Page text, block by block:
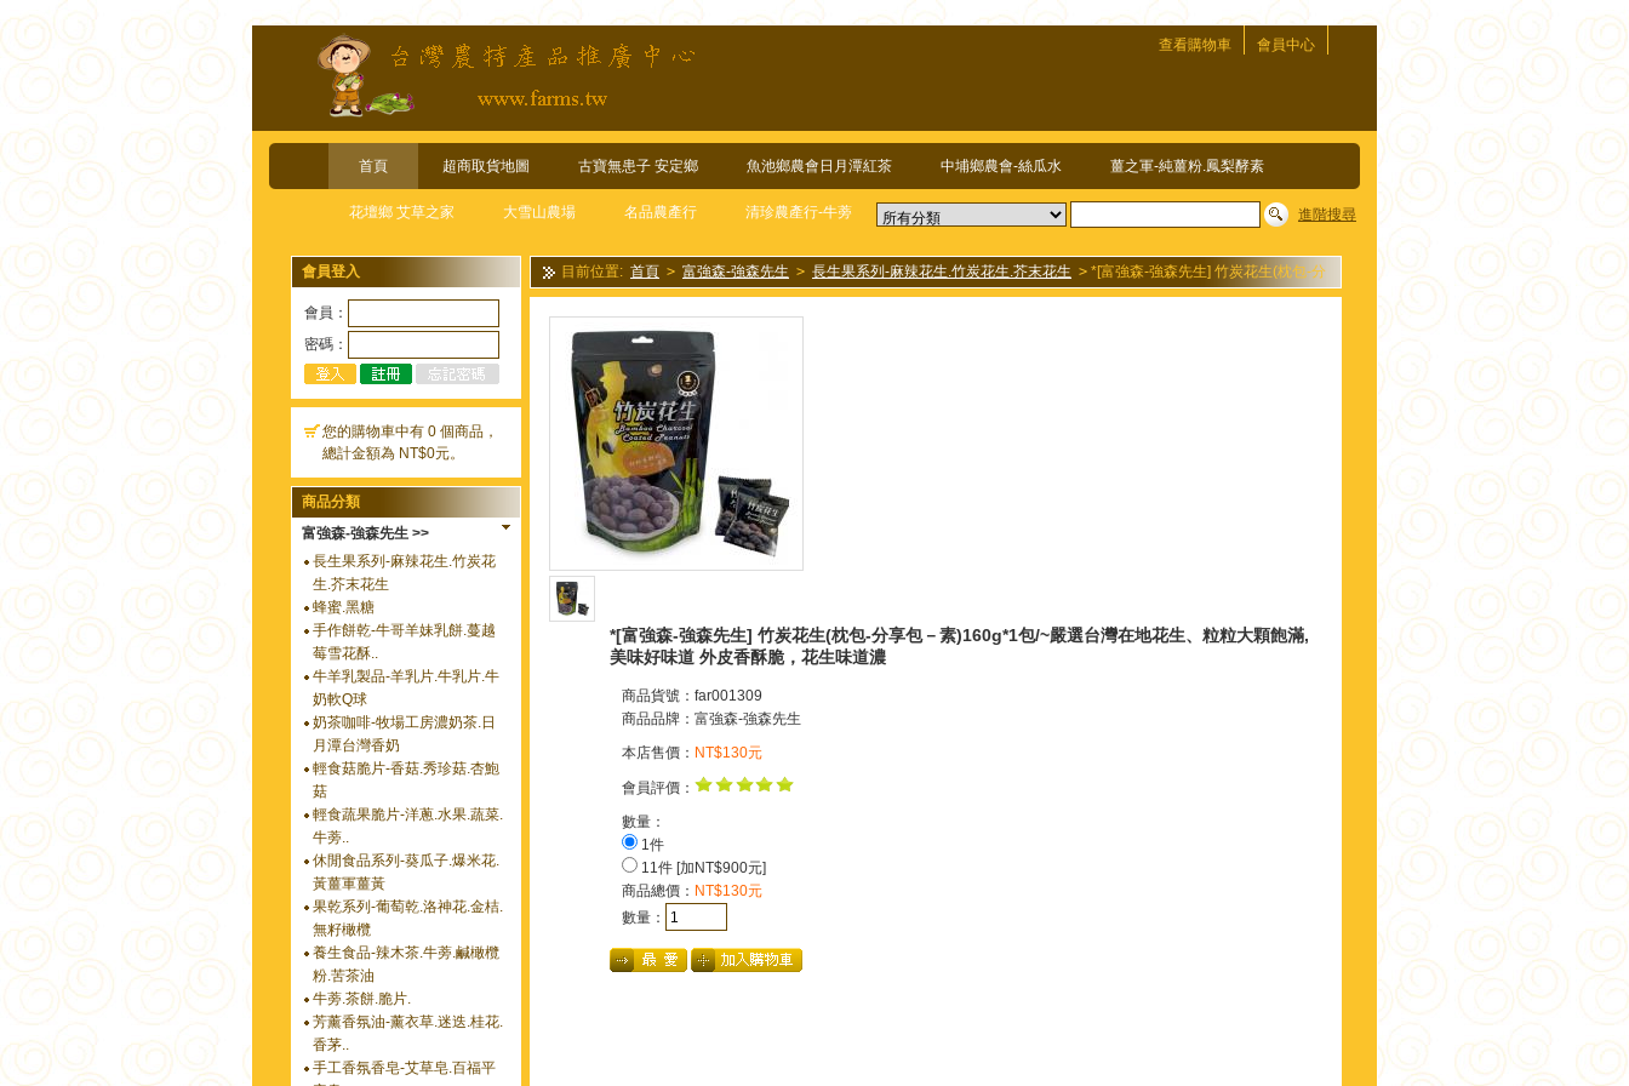
查看購物車 會員中心
首頁 超商取貨地圖 古寶無患子 安定鄉 魚池鄉農會日月潭紅茶 中埔鄉農會-絲瓜水 薑之軍-純薑粉.鳳梨酵素
花壇鄉 艾草之家 大雪山農場 名品農產行 清珍農產行-牛蒡 進階搜尋
會員登入
會員：
密碼：
您的購物車中有 0 個商品，
總計金額為 NT$0元。
商品分類
富強森-強森先生 >>
長生果系列-麻辣花生.竹炭花
生.芥末花生
蜂蜜.黑糖
手作餅乾-牛哥羊妹乳餅.蔓越
莓雪花酥..
牛羊乳製品-羊乳片.牛乳片.牛
奶軟Q球
奶茶咖啡-牧場工房濃奶茶.日
月潭台灣香奶
輕食菇脆片-香菇.秀珍菇.杏鮑
菇
輕食蔬果脆片-洋蔥.水果.蔬菜.
牛蒡..
休閒食品系列-葵瓜子.爆米花.
黃薑軍薑黃
果乾系列-葡萄乾.洛神花.金桔.
無籽橄欖
養生食品-辣木茶.牛蒡.鹹橄欖
粉.苦茶油
牛蒡.茶餅.脆片.
芳薰香氛油-薰衣草.迷迭.桂花.
香茅..
手工香氛香皂-艾草皂.百福平
目前位置: 首頁 > 富強森-強森先生 > 長生果系列-麻辣花生.竹炭花生.芥末花生 > *[富強森-強森先生] 竹炭花生(枕包-分
享包－素)160g*1包/~嚴選台灣在地花生、粒粒大顆飽滿,美味好味道 外皮香酥脆，花生味道濃
*[富強森-強森先生] 竹炭花生(枕包-分享包－素)160g*1包/~嚴選台灣在地花生、粒粒大顆飽滿,
美味好味道 外皮香酥脆，花生味道濃
商品貨號：far001309
商品品牌： 富強森-強森先生
本店售價： NT$130元
會員評價：
數量：
1件
11件 [加NT$900元]
商品總價： NT$130元
數量：